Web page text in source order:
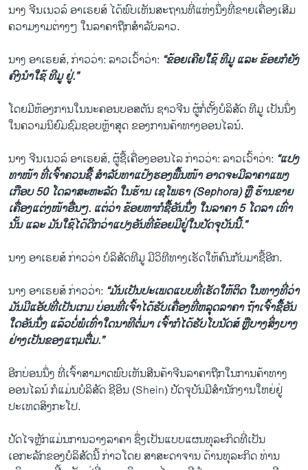
ນາງ ຈີນເນວລ໌ ອາເຣຍສ໌ ໄດ້ພົບເຫັນສະຖານທີ່ແຫ່ງນຶ່ງທີ່ຂາຍເຄື່ອງເສີມ
ຄວາມງາມຕ່າງໆ ໃນລາຄາຖືກສຳລັບລາວ.
ນາງ ອາເຣຍສ໌, ກ່າວວ່າ: ລາວເວົ້າວ່າ: “ຂ້ອຍເຄີຍໃຊ້ ທີມູ ແລະ ຂ້ອຍກໍຍັງ
ຄົງນຳໃຊ້ ທີມູ ຢູ່.”
ໂດຍມີຫ້ອງການໃນນະຄອນບອສຕັນ ຊາວຈີນ ຜູ້ກໍ່ຕັ້ງບໍລິສັດ ທີມູ ເປັນນຶ່ງ
ໃນຄວາມນິຍົມຊົມຊອບຫຼ້າສຸດ ຂອງການຄ້າທາງອອນໄລນ໌.
ນາງ ຈີນເນວລ໌ ອາເຣຍສ໌, ຜູ້ຊື້ເຄື່ອງອອນໄລ ກ່າວວ່າ: ລາວເວົ້າວ່າ: “ແປງ
ທາໜ້າ ທີ່ເຈົ້າຄວນຊື້ ສຳລັບທາແປ້ງຮອງພື້ນໜ້າ ອາດຈະມີລາຄາແພງ
ເກືອບ 50 ໂດລາສະຫະລັດ ໃນຮ້ານ ເຊໂພຣາ (Sephora) ຫຼື ຮ້ານຂາຍ
ເຄື່ອງແຕ່ງໜ້າອື່ນໆ. ແຕ່ວ່າ ຂ້ອຍຫາກໍຊື້ອັນນຶ່ງ ໃນລາຄາ 5 ໂດລາ ເທົ່າ
ນັ້ນ ແລະ ມັນໃຊ້ໄດ້ດີກວ່າແປງອັນທີ່ຂ້ອຍມີຢູ່ໃນປັດຈຸບັນນີ້.”
ນາງ ອາເຣຍສ໌ ກ່າວວ່າ ບໍລິສັດທີມູ ມີວິທີທາງເຮັດໃຫ້ຄົນກັບມາຊື້ອີກ.
ນາງ ອາເຣຍສ໌ ກ່າວວ່າ: “ມັນເປັນປະເພດແບບທີ່ເຮັດໃຫ້ຕິດ ໃນທາງທີ່ວ່າ
ມັນມີແອັປທີ່ເປັນເກມ ບ່ອນທີ່ເຈົ້າໄດ້ຮັບເຄື່ອງທີ່ຫລຸຸດລາຄາ ຖ້າເຈົ້າຊື້ອັນ
ໃດອັນນຶ່ງ ແລ້ວບໍ່ພໍເທົ່າໃດນາທີຕໍ່ມາ ເຈົ້າກໍໄດ້ຮັບໂບນັດສ໌ ຫຼືບາງສິ່ງບາງ
ຢ່າງເປັນຂອງແຖມຕື່ມ.”
ອີກບ່ອນນຶ່ງ ທີ່ເຈົ້າສາມາດພົບເຫັນສີນຄ້າຈີນລາຄາຖືກໃນການຄ້າທາງ
ອອນໄລນ໌ ກໍແມ່ນບໍລິສັດ ຊີອິນ (Shein) ປັດຈຸບັນມີສຳນັກງານໃຫຍ່ຢູ່
ປະເທດສິງກະໂປ.
ປັດໄຈຫຼັກແມ່ນການວາງລາຄາ ຊຶ່ງເປັນແບບແຜນທຸລະກິດທີ່ເປັນ
ເອກະລັກຂອງບໍລິສັດນີ້ ກ່າວໂດຍ ສາສະດາຈານ ດ້ານທຸລະກິດ ທ່ານ